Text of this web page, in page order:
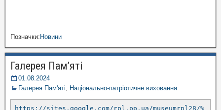
Позначки:Новини
Галерея Пам’яті
01.08.2024
Галерея Пам'яті
Національно-патріотичне виховання
https://sites.google.com/rpl.pp.ua/museumrpl28/%